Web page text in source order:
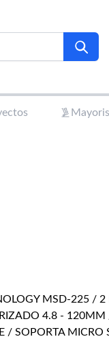
MSD-225 /
4.8 -
/ SOPORTA MICRO